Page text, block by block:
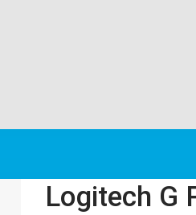
Logitech G